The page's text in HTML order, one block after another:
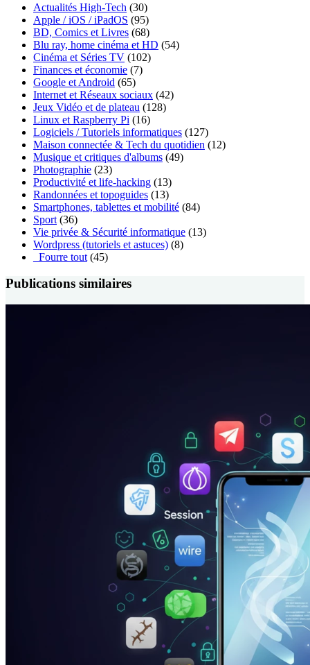
Actualités High-Tech (30)
Apple / iOS / iPadOS (95)
BD, Comics et Livres (68)
Blu ray, home cinéma et HD (54)
Cinéma et Séries TV (102)
Finances et économie (7)
Google et Android (65)
Internet et Réseaux sociaux (42)
Jeux Vidéo et de plateau (128)
Linux et Raspberry Pi (16)
Logiciels / Tutoriels informatiques (127)
Maison connectée & Tech du quotidien (12)
Musique et critiques d'albums (49)
Photographie (23)
Productivité et life-hacking (13)
Randonnées et topoguides (13)
Smartphones, tablettes et mobilité (84)
Sport (36)
Vie privée & Sécurité informatique (13)
Wordpress (tutoriels et astuces) (8)
_Fourre tout (45)
Publications similaires